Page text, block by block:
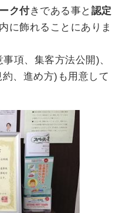
ク付きである事と 認定
に飾れることにありま
事項、集客方法公開)、
約、進め方)も用意して